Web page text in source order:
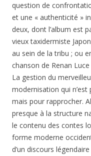
question de
et une « authenticité »
deux, dont l’album est
vieux taxidermiste
au sein de la tribu ; ou
chanson de Renan
La gestion du
modernisation qui
mais pour rapprocher.
presque à la structure
le contenu des contes
forme moderne
d’un discours